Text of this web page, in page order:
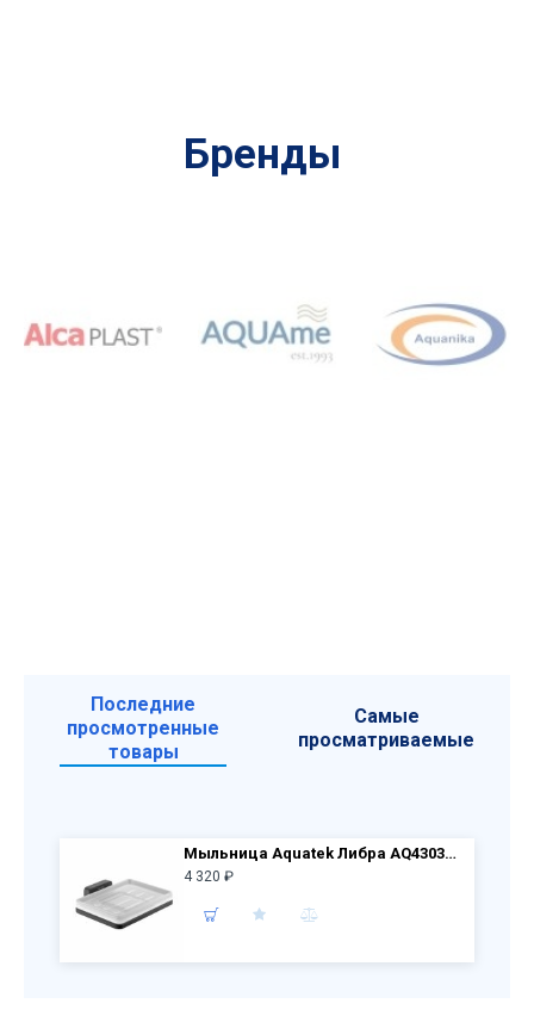
Бренды
Последние
просмотренные
товары
Самые
просматриваемые
Мыльница Aquatek Либра AQ4303MB квадратная, черный
4 320 ₽